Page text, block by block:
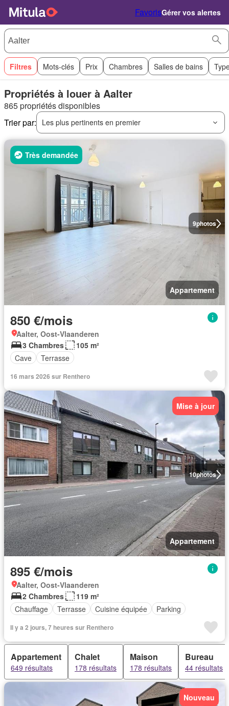
FavorisGérer vos alertes
Filtres Mots-clés Prix Chambres Salles de bains
Propriétés à louer à Aalter
865 propriétés disponibles
Trier par:
Les plus pertinents en premier
9photos
Très demandée
Appartement
850 €/mois
Aalter, Oost-Vlaanderen
3 Chambres
105 m²
Cave
Terrasse
16 mars 2026 sur Renthero
10photos
Mise à jour
Appartement
895 €/mois
Aalter, Oost-Vlaanderen
2 Chambres
119 m²
Chauffage
Terrasse Cuisine équipée Parking
Il y a 2 jours, 7 heures sur Renthero
Appartement
649 résultats
Chalet
178 résultats
Maison
178 résultats
Bureau
44 résultats
Nouveau